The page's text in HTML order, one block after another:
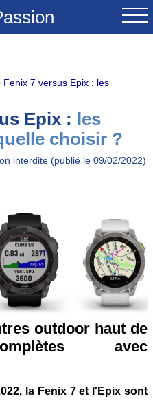
Fenix 7 versus Epix : les
Epix :
les
choisir ?
interdite (publié le 09/02/2022)
outdoor haut de
avec
la Fenix 7 et l'Epix sont